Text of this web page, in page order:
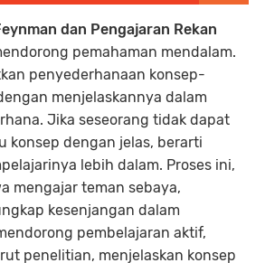
dan Pengajaran Rekan
pemahaman mendalam.
penyederhanaan konsep-
menjelaskannya dalam
Jika seseorang tidak dapat
konsep dengan jelas, berarti
lebih dalam. Proses ini,
mengajar teman sebaya,
kesenjangan dalam
pembelajaran aktif,
penelitian, menjelaskan konsep